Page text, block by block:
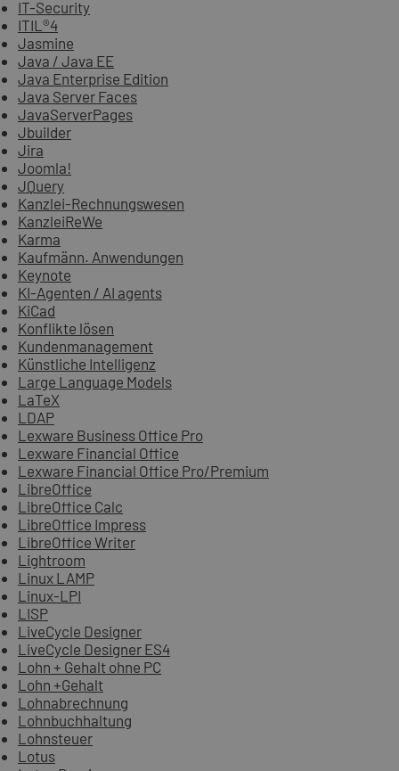
IT-Security
ITIL®4
Jasmine
Java / Java EE
Java Enterprise Edition
Java Server Faces
JavaServerPages
Jbuilder
Jira
Joomla!
JQuery
Kanzlei-Rechnungswesen
KanzleiReWe
Karma
Kaufmänn. Anwendungen
Keynote
KI-Agenten / AI agents
KiCad
Konflikte lösen
Kundenmanagement
Künstliche Intelligenz
Large Language Models
LaTeX
LDAP
Lexware Business Office Pro
Lexware Financial Office
Lexware Financial Office Pro/Premium
LibreOffice
LibreOffice Calc
LibreOffice Impress
LibreOffice Writer
Lightroom
Linux LAMP
Linux-LPI
LISP
LiveCycle Designer
LiveCycle Designer ES4
Lohn + Gehalt ohne PC
Lohn +Gehalt
Lohnabrechnung
Lohnbuchhaltung
Lohnsteuer
Lotus